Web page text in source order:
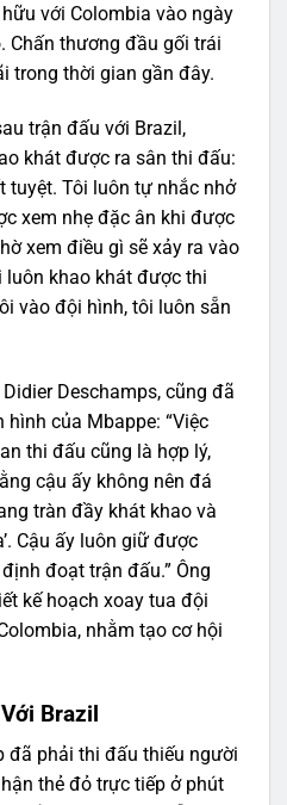
với Colombia vào ngày
Chấn thương đầu gối trái
trong thời gian gần đây.
trận đấu với Brazil,
khát được ra sân thi đấu:
tuyệt. Tôi luôn tự nhắc nhở
xem nhẹ đặc ân khi được
xem điều gì sẽ xảy ra vào
khao khát được thi
vào đội hình, tôi luôn sẵn
Deschamps, cũng đã
của Mbappe: “Việc
thi đấu cũng là hợp lý,
cậu ấy không nên đá
tràn đầy khát khao và
Cậu ấy luôn giữ được
đoạt trận đấu.” Ông
kế hoạch xoay tua đội
nhằm tạo cơ hội
Brazil
đã phải thi đấu thiếu người
thẻ đỏ trực tiếp ở phút